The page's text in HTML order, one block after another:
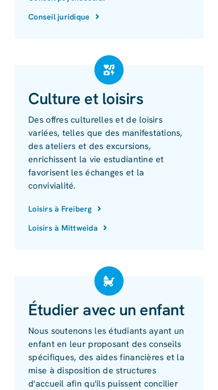
Conseil juridique
Culture et loisirs
Des offres culturelles et de loisirs
variées, telles que des manifestations,
des ateliers et des excursions,
enrichissent la vie estudiantine et
favorisent les échanges et la
convivialité.
Loisirs à Freiberg
Loisirs à Mittweida
Étudier avec un enfant
Nous soutenons les étudiants ayant un
enfant en leur proposant des conseils
spécifiques, des aides financières et la
mise à disposition de structures
d'accueil afin qu'ils puissent concilier